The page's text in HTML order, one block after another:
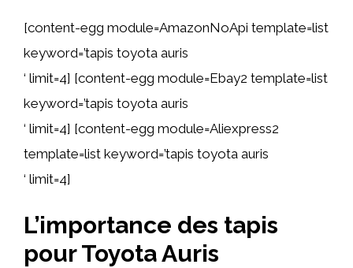
[content-egg module=AmazonNoApi template=list
keyword=’tapis toyota auris
‘ limit=4] [content-egg module=Ebay2 template=list
keyword=’tapis toyota auris
‘ limit=4] [content-egg module=Aliexpress2
template=list keyword=’tapis toyota auris
‘ limit=4]
L’importance des tapis
pour Toyota Auris